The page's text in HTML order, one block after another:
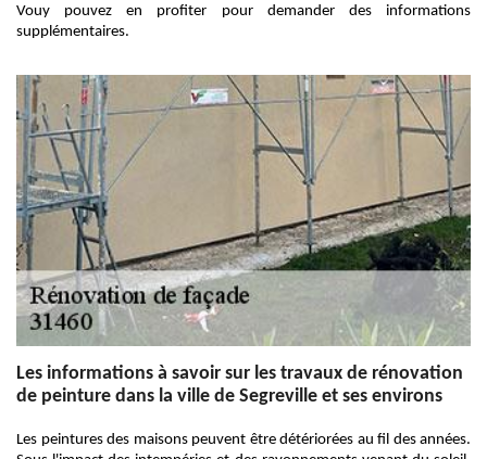
Vouy pouvez en profiter pour demander des informations
supplémentaires.
Les informations à savoir sur les travaux de rénovation
de peinture dans la ville de Segreville et ses environs
Les peintures des maisons peuvent être détériorées au fil des années.